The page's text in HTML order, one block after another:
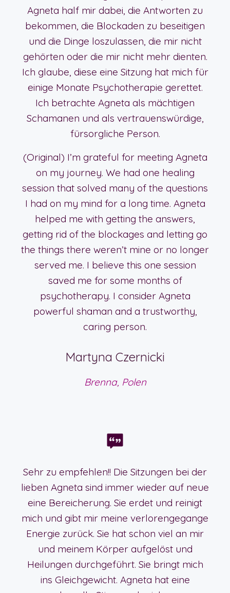
Agneta half mir dabei, die Antworten zu
bekommen, die Blockaden zu beseitigen
und die Dinge loszulassen, die mir nicht
gehörten oder die mir nicht mehr dienten.
Ich glaube, diese eine Sitzung hat mich für
einige Monate Psychotherapie gerettet.
Ich betrachte Agneta als mächtigen
Schamanen und als vertrauenswürdige,
fürsorgliche Person.
(Original) I’m grateful for meeting Agneta
on my journey. We had one healing
session that solved many of the questions
I had on my mind for a long time. Agneta
helped me with getting the answers,
getting rid of the blockages and letting go
the things there weren’t mine or no longer
served me. I believe this one session
saved me for some months of
psychotherapy. I consider Agneta
powerful shaman and a trustworthy,
caring person.
Martyna Czernicki
Brenna, Polen
Sehr zu empfehlen!! Die Sitzungen bei der
lieben Agneta sind immer wieder auf neue
eine Bereicherung. Sie erdet und reinigt
mich und gibt mir meine verlorengegange
Energie zurück. Sie hat schon viel an mir
und meinem Körper aufgelöst und
Heilungen durchgeführt. Sie bringt mich
ins Gleichgewicht. Agneta hat eine